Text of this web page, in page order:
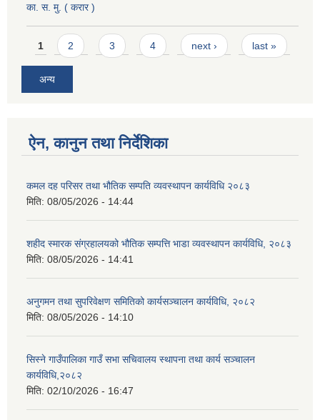
का. स. मु. ( करार )
Pages
1 2 3 4 next › last »
अन्य
ऐन, कानुन तथा निर्देशिका
कमल दह परिसर तथा भौतिक सम्पति व्यवस्थापन कार्यविधि २०८३
मिति: 08/05/2026 - 14:44
शहीद स्मारक संग्रहालयको भौतिक सम्पत्ति भाडा व्यवस्थापन कार्यविधि, २०८३
मिति: 08/05/2026 - 14:41
अनुगमन तथा सुपरिवेक्षण समितिको कार्यसञ्चालन कार्यविधि, २०८२
मिति: 08/05/2026 - 14:10
सिस्ने गाउँपालिका गाउँ सभा सचिवालय स्थापना तथा कार्य सञ्चालन
कार्यविधि,२०८२
मिति: 02/10/2026 - 16:47